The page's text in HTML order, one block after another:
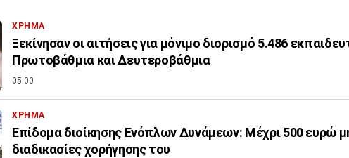
ΧΡΗΜΑ
Ξεκίνησαν οι αιτήσεις για μόνιμο διορισμό 5.486
Πρωτοβάθμια και Δευτεροβάθμια
05:00
ΧΡΗΜΑ
Επίδομα διοίκησης Ενόπλων Δυνάμεων: Μέχρι 500 ευρώ
διαδικασίες χορήγησης του